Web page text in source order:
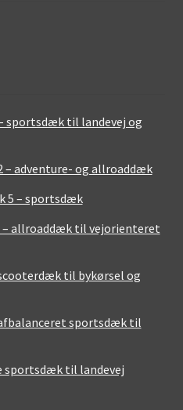
sportsdæk til landevej og
– adventure- og allroaddæk
5 – sportsdæk
– allroaddæk til vejorienteret
til bykørsel og
sportsdæk til
sportsdæk til landevej